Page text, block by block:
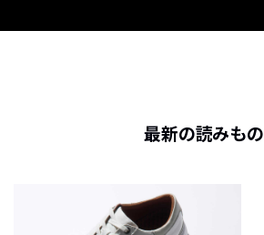
最新の読みもの